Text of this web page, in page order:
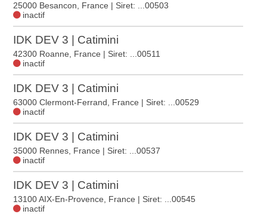
25000 Besancon, France | Siret: ...00503
inactif
IDK DEV 3 | Catimini
42300 Roanne, France | Siret: ...00511
inactif
IDK DEV 3 | Catimini
63000 Clermont-Ferrand, France | Siret: ...00529
inactif
IDK DEV 3 | Catimini
35000 Rennes, France | Siret: ...00537
inactif
IDK DEV 3 | Catimini
13100 AIX-En-Provence, France | Siret: ...00545
inactif